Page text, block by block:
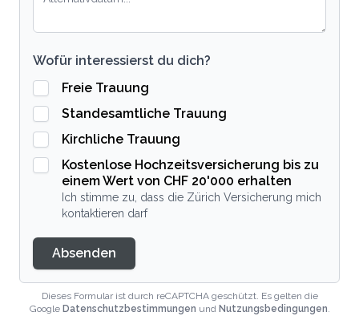
Wofür interessierst du dich?
Freie Trauung
Standesamtliche Trauung
Kirchliche Trauung
Kostenlose Hochzeitsversicherung bis zu
einem Wert von CHF 20'000 erhalten
Ich stimme zu, dass die Zürich Versicherung mich
kontaktieren darf
Absenden
Dieses Formular ist durch reCAPTCHA geschützt. Es gelten die
Google Datenschutzbestimmungen und Nutzungsbedingungen.